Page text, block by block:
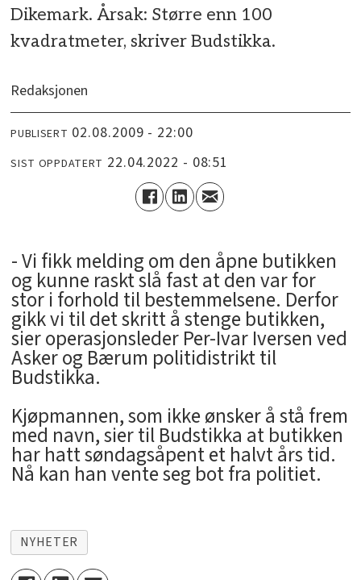
Dikemark. Årsak: Større enn 100
kvadratmeter, skriver Budstikka.
Redaksjonen
PUBLISERT 02.08.2009 - 22:00
SIST OPPDATERT 22.04.2022 - 08:51
- Vi fikk melding om den åpne butikken
og kunne raskt slå fast at den var for
stor i forhold til bestemmelsene. Derfor
gikk vi til det skritt å stenge butikken,
sier operasjonsleder Per-Ivar Iversen ved
Asker og Bærum politidistrikt til
Budstikka.
Kjøpmannen, som ikke ønsker å stå frem
med navn, sier til Budstikka at butikken
har hatt søndagsåpent et halvt års tid.
Nå kan han vente seg bot fra politiet.
NYHETER